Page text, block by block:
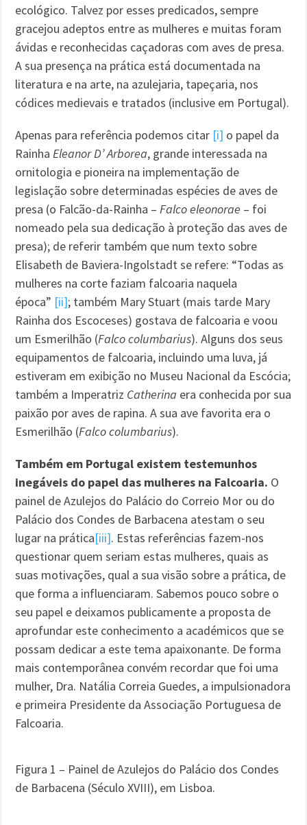
ecológico. Talvez por esses predicados, sempre
gracejou adeptos entre as mulheres e muitas foram
ávidas e reconhecidas caçadoras com aves de presa.
A sua presença na prática está documentada na
literatura e na arte, na azulejaria, tapeçaria, nos
códices medievais e tratados (inclusive em Portugal).
Apenas para referência podemos citar [i] o papel da
RainhaEleanor D’ Arborea, grande interessada na
ornitologia e pioneira na implementação de
legislação sobre determinadas espécies de aves de
presa (o Falcão-da-Rainha –Falco eleonorae – foi
nomeado pela sua dedicação à proteção das aves de
presa); de referir também que num texto sobre
Elisabeth de Baviera-Ingolstadt se refere: “Todas as
mulheres na corte faziam falcoaria naquela
época” [ii]; também Mary Stuart (mais tarde Mary
Rainha dos Escoceses) gostava de falcoaria e voou
um Esmerilhão (Falco columbarius). Alguns dos seus
equipamentos de falcoaria, incluindo uma luva, já
estiveram em exibição no Museu Nacional da Escócia;
também a Imperatriz Catherina era conhecida por sua
paixão por aves de rapina. A sua ave favorita era o
Esmerilhão (Falco columbarius).
Também em Portugal existem testemunhos
inegáveis do papel das mulheres na Falcoaria. O
painel de Azulejos do Palácio do Correio Mor ou do
Palácio dos Condes de Barbacena atestam o seu
lugar na prática[iii]. Estas referências fazem-nos
questionar quem seriam estas mulheres, quais as
suas motivações, qual a sua visão sobre a prática, de
que forma a influenciaram. Sabemos pouco sobre o
seu papel e deixamos publicamente a proposta de
aprofundar este conhecimento a académicos que se
possam dedicar a este tema apaixonante. De forma
mais contemporânea convém recordar que foi uma
mulher, Dra. Natália Correia Guedes, a impulsionadora
e primeira Presidente da Associação Portuguesa de
Falcoaria.
Figura 1 – Painel de Azulejos do Palácio dos Condes
de Barbacena (Século XVIII), em Lisboa.